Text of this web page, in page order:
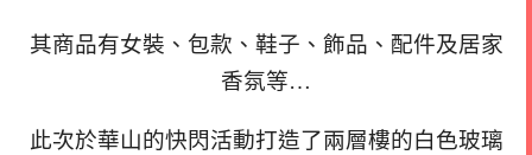
其商品有女裝、包款、鞋子、飾品、配件及居家
香氛等…
此次於華山的快閃活動打造了兩層樓的白色玻璃